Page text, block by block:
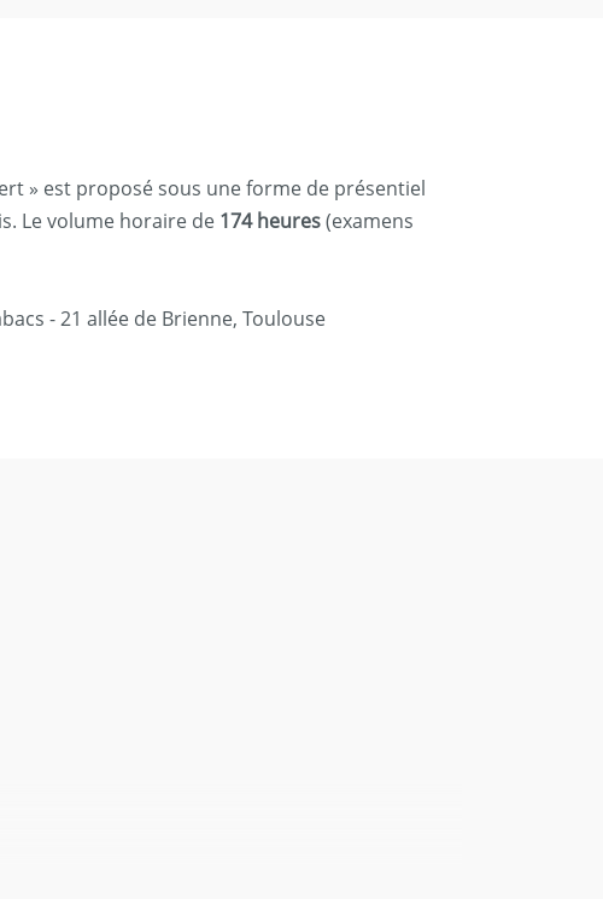
» est proposé sous une forme de présentiel
Le volume horaire de 174 heures(examens
- 21 allée de Brienne, Toulouse